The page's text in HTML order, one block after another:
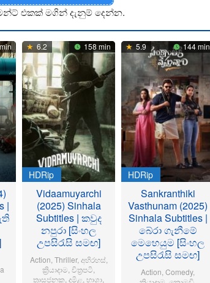
එකක් මගින් දැනුම් දෙන්න.
|
6.2 158 min
HDRip
Vidaamuyarchi
(2025) Sinhala
Subtitles | කවුද
නපුරා [සිංහල
උපසිරැසි සමඟ]
Action Thriller, අභිරහස්,
ක්‍රියාදාම චිත්‍රපටි
ත්‍රාසජනක දමිළ භාශා
5.9 144 min
HDRip
Sankranthiki
Vasthunam (2025)
Sinhala Subtitles |
බේරා ගැනීමේ
මෙහෙයුම [සිංහල
උපසිරැසි සමඟ]
Action Comedy,